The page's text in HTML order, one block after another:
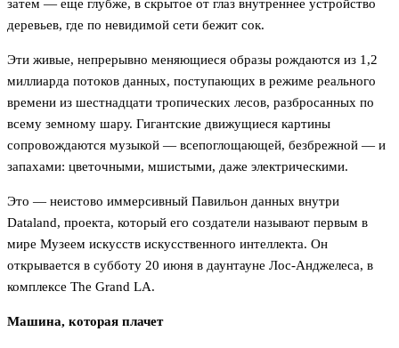
затем — еще глубже, в скрытое от глаз внутреннее устройство
деревьев, где по невидимой сети бежит сок.
Эти живые, непрерывно меняющиеся образы рождаются из 1,2
миллиарда потоков данных, поступающих в режиме реального
времени из шестнадцати тропических лесов, разбросанных по
всему земному шару. Гигантские движущиеся картины
сопровождаются музыкой — всепоглощающей, безбрежной — и
запахами: цветочными, мшистыми, даже электрическими.
Это — неистово иммерсивный Павильон данных внутри
Dataland, проекта, который его создатели называют первым в
мире Музеем искусств искусственного интеллекта. Он
открывается в субботу 20 июня в даунтауне Лос-Анджелеса, в
комплексе The Grand LA.
Машина, которая плачет